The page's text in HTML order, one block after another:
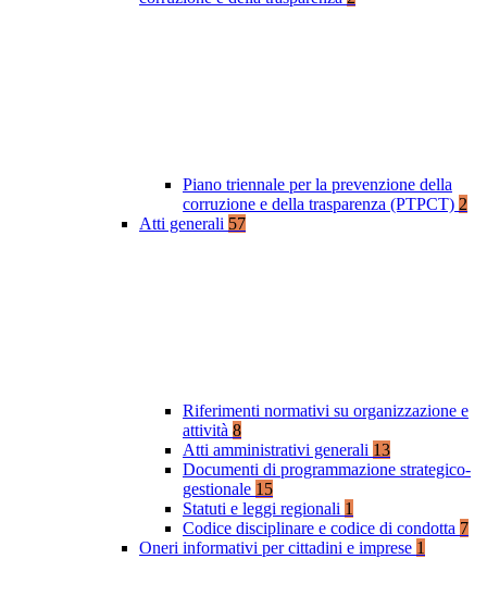
Piano triennale per la prevenzione della
corruzione e della trasparenza (PTPCT) 2
Atti generali 57
Riferimenti normativi su organizzazione e
attività 8
Atti amministrativi generali 13
Documenti di programmazione strategico-
gestionale 15
Statuti e leggi regionali 1
Codice disciplinare e codice di condotta 7
Oneri informativi per cittadini e imprese 1